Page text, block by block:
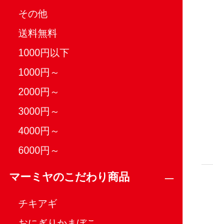
その他
送料無料
1000円以下
1000円～
2000円～
3000円～
4000円～
6000円～
マーミヤのこだわり商品
チキアギ